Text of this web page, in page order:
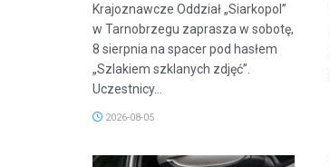
Krajoznawcze Oddział „Siarkopol”
w Tarnobrzegu zaprasza w sobotę,
8 sierpnia na spacer pod hasłem
„Szlakiem szklanych zdjęć”.
Uczestnicy...
2026-08-05